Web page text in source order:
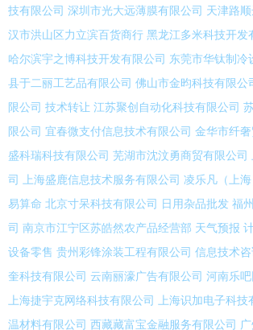
技有限公司 深圳市光大远薄膜有限公司 天津路
汉市洪山区力立滨百货商行 黑龙江多米科技开发
哈尔滨宇之博科技开发有限公司 东莞市华钛制冷
县于二丽工艺品有限公司 佛山市金昀科技有限公
限公司 技术转让 江苏聚创自动化科技有限公司
限公司 宜春微支付信息技术有限公司 金华市纤
盛科瑞科技有限公司 芜湖市沈汶勇商贸有限公司
司
上海盛鹿信息技术服务有限公司 凌乐凡（上
易算命 北京寸呆科技有限公司 日用杂品批发 福
司 南京市江宁区苏皓然农产品经营部 天气预报
设备零售 贵州彩锋涂装工程有限公司 信息技术
奎科技有限公司 云南丽濠广告有限公司 河南乐
上海捷宇克网络科技有限公司
上海识加电子科技
温材料有限公司 西藏藏富宝金融服务有限公司